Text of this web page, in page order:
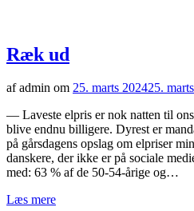
Ræk ud
af admin om 25. marts 202425.
— Laveste elpris er nok natten til
blive endnu billigere. Dyrest er
på gårsdagens opslag om elpriser
danskere, der ikke er på sociale
med: 63 % af de 50-54-årige og…
Læs mere